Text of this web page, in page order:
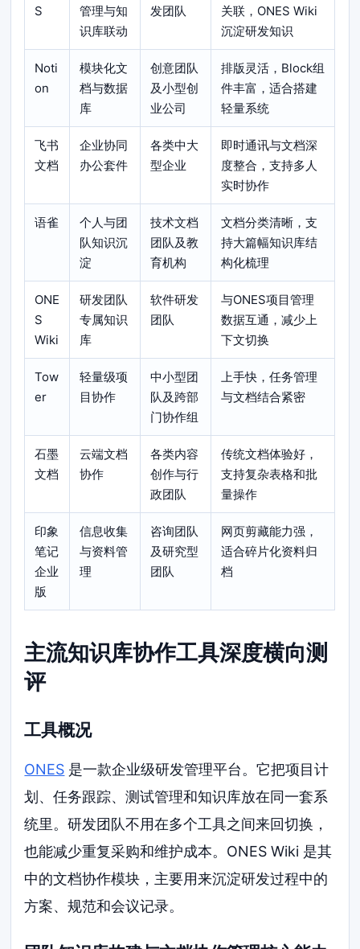
S
管理与知
识库联动
发团队
关联，ONES Wiki
沉淀研发知识
Noti
on
模块化文
档与数据
库
创意团队
及小型创
业公司
排版灵活，Block组
件丰富，适合搭建
轻量系统
飞书
文档
企业协同
办公套件
各类中大
型企业
即时通讯与文档深
度整合，支持多人
实时协作
语雀
个人与团
队知识沉
淀
技术文档
团队及教
育机构
文档分类清晰，支
持大篇幅知识库结
构化梳理
ONE
S
Wiki
研发团队
专属知识
库
软件研发
团队
与ONES项目管理
数据互通，减少上
下文切换
Tow
er
轻量级项
目协作
中小型团
队及跨部
门协作组
上手快，任务管理
与文档结合紧密
石墨
文档
云端文档
协作
各类内容
创作与行
政团队
传统文档体验好，
支持复杂表格和批
量操作
印象
笔记
企业
版
信息收集
与资料管
理
咨询团队
及研究型
团队
网页剪藏能力强，
适合碎片化资料归
档
主流知识库协作工具深度横向测
评
工具概况
ONES 是一款企业级研发管理平台。它把项目计
划、任务跟踪、测试管理和知识库放在同一套系
统里。研发团队不用在多个工具之间来回切换，
也能减少重复采购和维护成本。ONES Wiki 是其
中的文档协作模块，主要用来沉淀研发过程中的
方案、规范和会议记录。